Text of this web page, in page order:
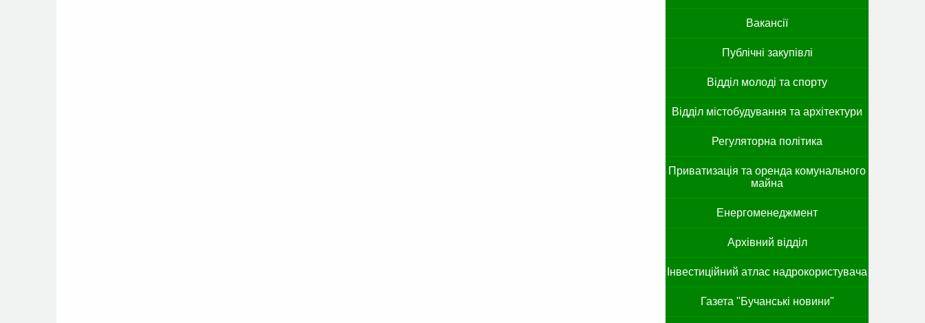
Вакансії
Публічні закупівлі
Відділ молоді та спорту
Відділ містобудування та архітектури
Регуляторна політика
Приватизація та оренда комунального
майна
Енергоменеджмент
Архівний відділ
Інвестиційний атлас надрокористувача
Газета "Бучанські новини"